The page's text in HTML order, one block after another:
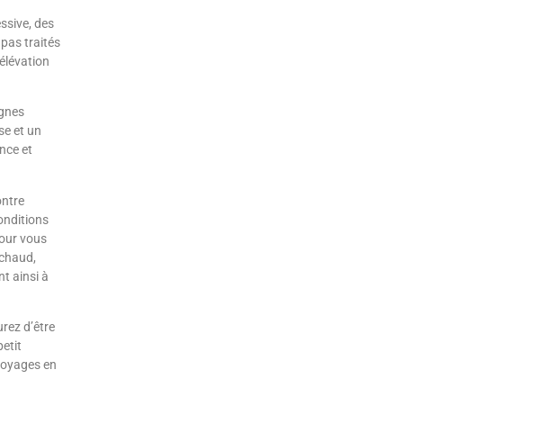
des
pas traités
et un
et
vous
ainsi à
d’être
en